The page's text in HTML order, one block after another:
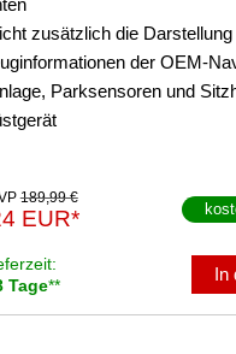
Zubehör
zusätzlich die
der OEM-
Parksensoren und
189,99 €
EUR*
Tage**
In